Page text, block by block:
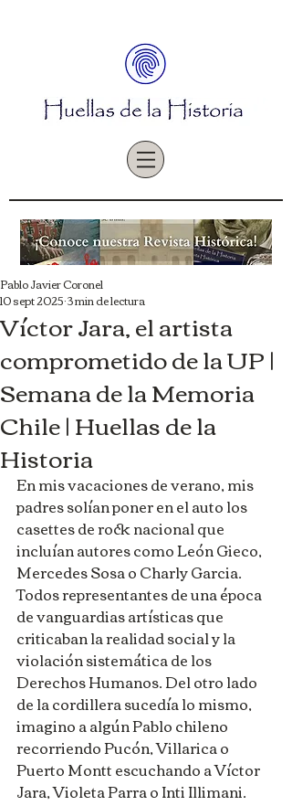
Víctor Jara, el artista
comprometido de la UP |
Semana de la Memoria
Chile | Huellas de la
Historia
Pablo Javier Coronel
10 sept 2025 3 min de lectura
En mis vacaciones de verano, mis
padres solían poner en el auto los
casettes de rock nacional que
incluían autores como León Gieco,
Mercedes Sosa o Charly Garcia.
Todos representantes de una época
de vanguardias artísticas que
criticaban la realidad social y la
violación sistemática de los
Derechos Humanos. Del otro lado
de la cordillera sucedía lo mismo,
imagino a algún Pablo chileno
recorriendo Pucón, Villarica o
Puerto Montt escuchando a Víctor
Jara, Violeta Parra o Inti Illimani.